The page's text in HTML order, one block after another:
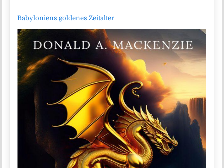
Babyloniens goldenes Zeitalter